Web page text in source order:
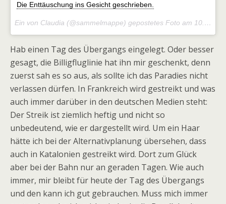
Die Enttäuschung ins Gesicht geschrieben.
Ein von Claudia (@sammelmappe) gepostetes Foto am 10. Jun 2016 um 2:23 Uhr
Hab einen Tag des Übergangs eingelegt. Oder besser
gesagt, die Billigfluglinie hat ihn mir geschenkt, denn
zuerst sah es so aus, als sollte ich das Paradies nicht
verlassen dürfen. In Frankreich wird gestreikt und was
auch immer darüber in den deutschen Medien steht:
Der Streik ist ziemlich heftig und nicht so
unbedeutend, wie er dargestellt wird. Um ein Haar
hätte ich bei der Alternativplanung übersehen, dass
auch in Katalonien gestreikt wird. Dort zum Glück
aber bei der Bahn nur an geraden Tagen. Wie auch
immer, mir bleibt für heute der Tag des Übergangs
und den kann ich gut gebrauchen. Muss mich immer